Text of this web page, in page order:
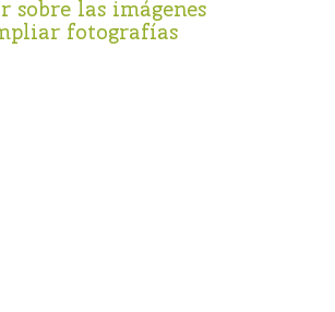
sobre las imágenes
fotografías